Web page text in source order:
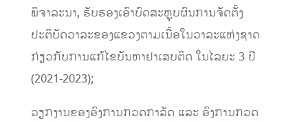
ພິຈາລະນາ, ຮັບຮອງເອົາບົດສະຫຼຸບຜົນການຈັດຕັ້ງ
ປະຕິບັດວາລະຂອງແຂວງຕາມເນື້ອໃນວາລະແຫ່ງຊາດ
ກ່ຽວກັບການແກ້ໄຂບັນຫາຢາເສບຕິດ ໃນໄລຍະ 3 ປີ
(2021-2023);
ວຽກງານຂອງອົງການກວດກາລັດ ແລະ ອົງການກວດ